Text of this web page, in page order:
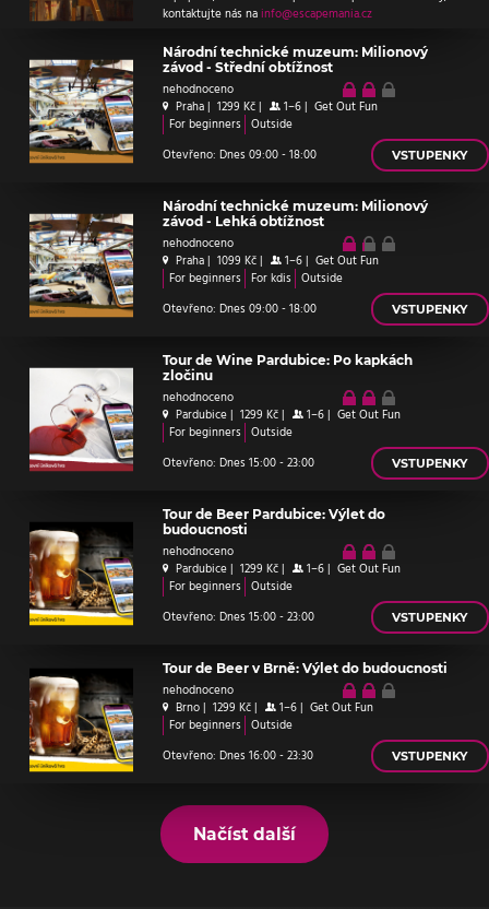
kontaktujte nás nainfo@escapemania.cz
Národní technické muzeum: Milionový
závod - Střední obtížnost
nehodnoceno
Praha| 1299 Kč| 1–6| Get Out Fun
For beginners Outside
Otevřeno: Dnes 09:00 - 18:00
VSTUPENKY
Národní technické muzeum: Milionový
závod - Lehká obtížnost
nehodnoceno
Praha| 1099 Kč| 1–6| Get Out Fun
For beginners For kdis Outside
Otevřeno: Dnes 09:00 - 18:00
VSTUPENKY
Tour de Wine Pardubice: Po kapkách
zločinu
nehodnoceno
Pardubice| 1299 Kč| 1–6| Get Out Fun
For beginners Outside
Otevřeno: Dnes 15:00 - 23:00
VSTUPENKY
Tour de Beer Pardubice: Výlet do
budoucnosti
nehodnoceno
Pardubice| 1299 Kč| 1–6| Get Out Fun
For beginners Outside
Otevřeno: Dnes 15:00 - 23:00
VSTUPENKY
Tour de Beer v Brně: Výlet do budoucnosti
nehodnoceno
Brno| 1299 Kč| 1–6| Get Out Fun
For beginners Outside
Otevřeno: Dnes 16:00 - 23:30
VSTUPENKY
Načíst další